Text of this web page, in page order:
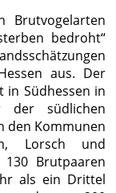
Brutvogelarten
bedroht“
aus. Der
in Südhessen in
der südlichen
den Kommunen
Lorsch und
Brutpaaren
als ein Drittel